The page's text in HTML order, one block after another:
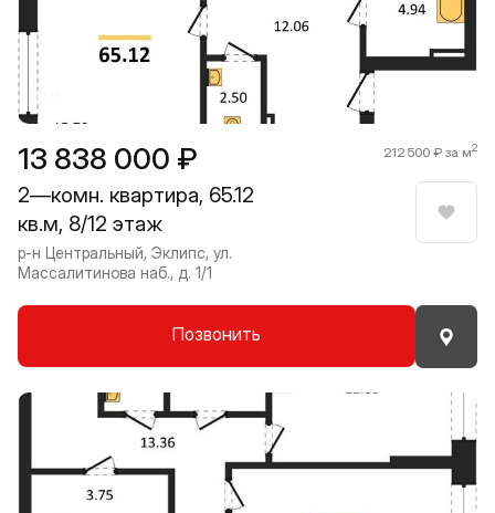
13 838 000 ₽ 212 500 ₽ за м2
2—комн. квартира, 65.12
кв.м, 8/12 этаж
р-н Центральный, Эклипс, ул.
Массалитинова наб., д. 1/1
Позвонить
1 / 9